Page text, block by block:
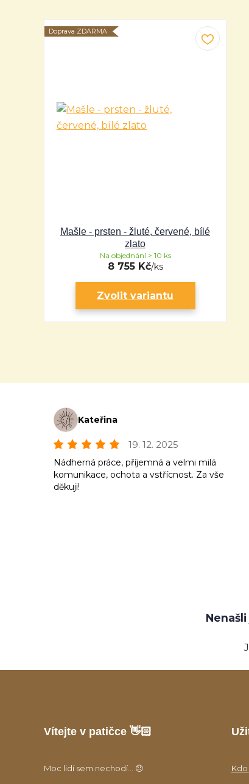
Doprava ZDARMA
Mašle - prsten - žluté, červené, bílé
zlato
8 755 Kč/ks
Na objednání > 10 ks
Zvolit variantu
Kateřina
19. 12. 2025
Nádherná práce, příjemná a velmi milá
komunikace, ochota a vstřícnost. Za vše
děkuji!
Vítejte v patičce 👋🏻
Moc lidí sem nechodí... 😞